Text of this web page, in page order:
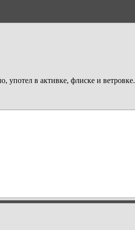
употел в активке, флиске и ветровке.